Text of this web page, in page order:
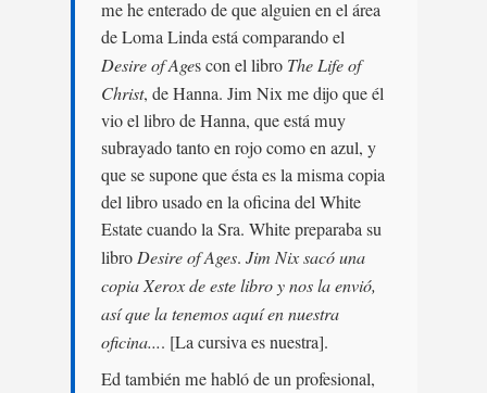
me he enterado de que alguien en el área
de Loma Linda está comparando el
Desire of Ages con el libro The Life of
Christ, de Hanna. Jim Nix me dijo que él
vio el libro de Hanna, que está muy
subrayado tanto en rojo como en azul, y
que se supone que ésta es la misma copia
del libro usado en la oficina del White
Estate cuando la Sra. White preparaba su
libro Desire of Ages. Jim Nix sacó una
copia Xerox de este libro y nos la envió,
así que la tenemos aquí en nuestra
oficina.... [La cursiva es nuestra].
Ed también me habló de un profesional,